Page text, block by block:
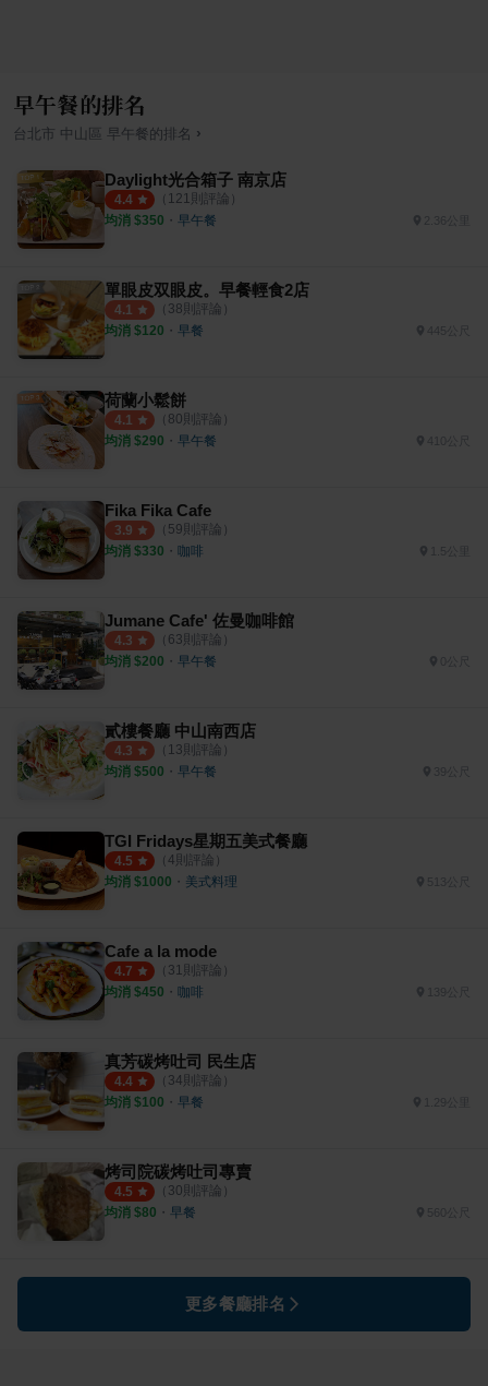
早午餐的排名
台北市 中山區 早午餐的排名 ›
Daylight光合箱子 南京店
4.4 （ 121 則評論）
均消 $350 ・ 早午餐
單眼皮双眼皮。早餐輕食2店
4.1 （ 38則評論）
均消 $120 ・ 早餐 445公尺
荷蘭小鬆餅
4.1 （ 80則評論）
均消 $290 ・ 早午餐 410公尺
Fika Fika Cafe
3.9 （ 59則評論）
均消 $330 ・ 咖啡 1.5公里
Jumane Cafe' 佐曼咖啡館
4.3 （ 63則評論）
均消 $200 ・ 早午餐
貳樓餐廳 中山南西店
4.3 （ 13則評論）
均消 $500 ・ 早午餐
TGI Fridays星期五美式餐廳
4.5 （ 4則評論）
均消 $1000 ・ 美式料理 513公尺
Cafe a la mode
4.7 （ 31 則評論）
均消 $450 ・ 咖啡
真芳碳烤吐司 民生店
4.4 （ 34則評論）
均消 $100 ・ 早餐
烤司院碳烤吐司專賣
4.5 （ 30則評論）
均消 $80 ・ 早餐 560公尺
更多餐廳排名